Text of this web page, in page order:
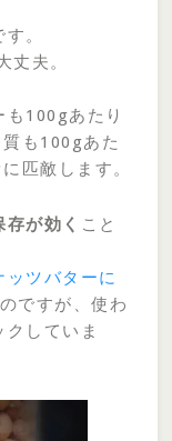
。
丈夫。
も100gあたり
も100gあた
匹敵します。
が効く こと
ッツバターに
ですが、使わ
していま